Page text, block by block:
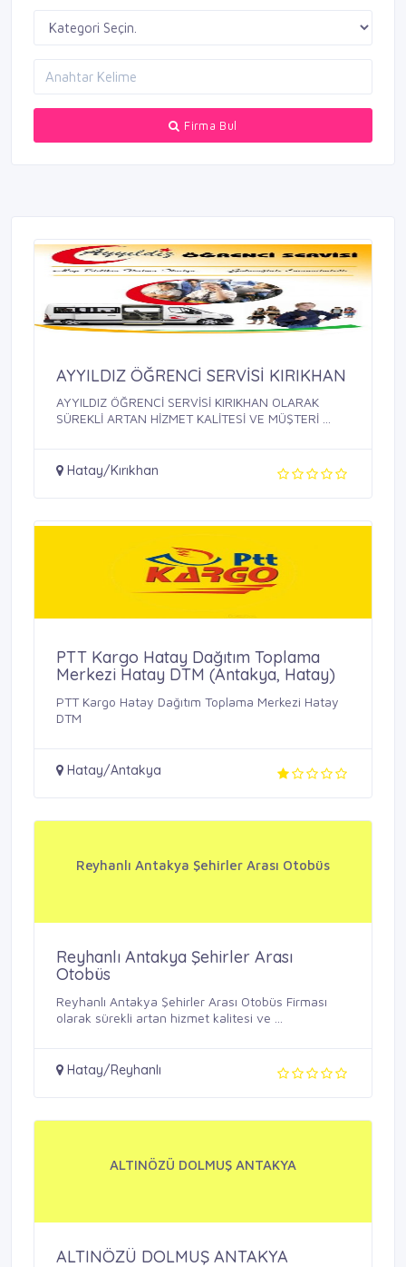
Firma Bul
AYYILDIZ ÖĞRENCİ SERVİSİ KIRIKHAN
AYYILDIZ ÖĞRENCİ SERVİSİ KIRIKHAN OLARAK
SÜREKLİ ARTAN HİZMET KALİTESİ VE MÜŞTERİ ...
Hatay/Kırıkhan
PTT Kargo Hatay Dağıtım Toplama
Merkezi Hatay DTM (Antakya, Hatay)
PTT Kargo Hatay Dağıtım Toplama Merkezi Hatay
DTM
Hatay/Antakya
Reyhanlı Antakya Şehirler Arası Otobüs
Reyhanlı Antakya Şehirler Arası
Otobüs
Reyhanlı Antakya Şehirler Arası Otobüs Firması
olarak sürekli artan hizmet kalitesi ve ...
Hatay/Reyhanlı
ALTINÖZÜ DOLMUŞ ANTAKYA
ALTINÖZÜ DOLMUŞ ANTAKYA